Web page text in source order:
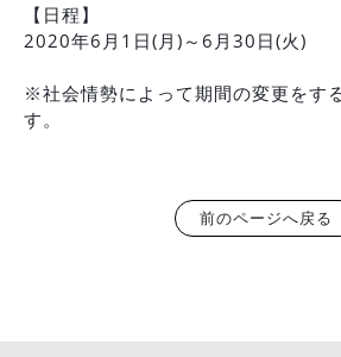
【日程】
2020年6月1日(月)～6月30日(火)
※社会情勢によって期間の変更をす
す。
前のページへ戻る